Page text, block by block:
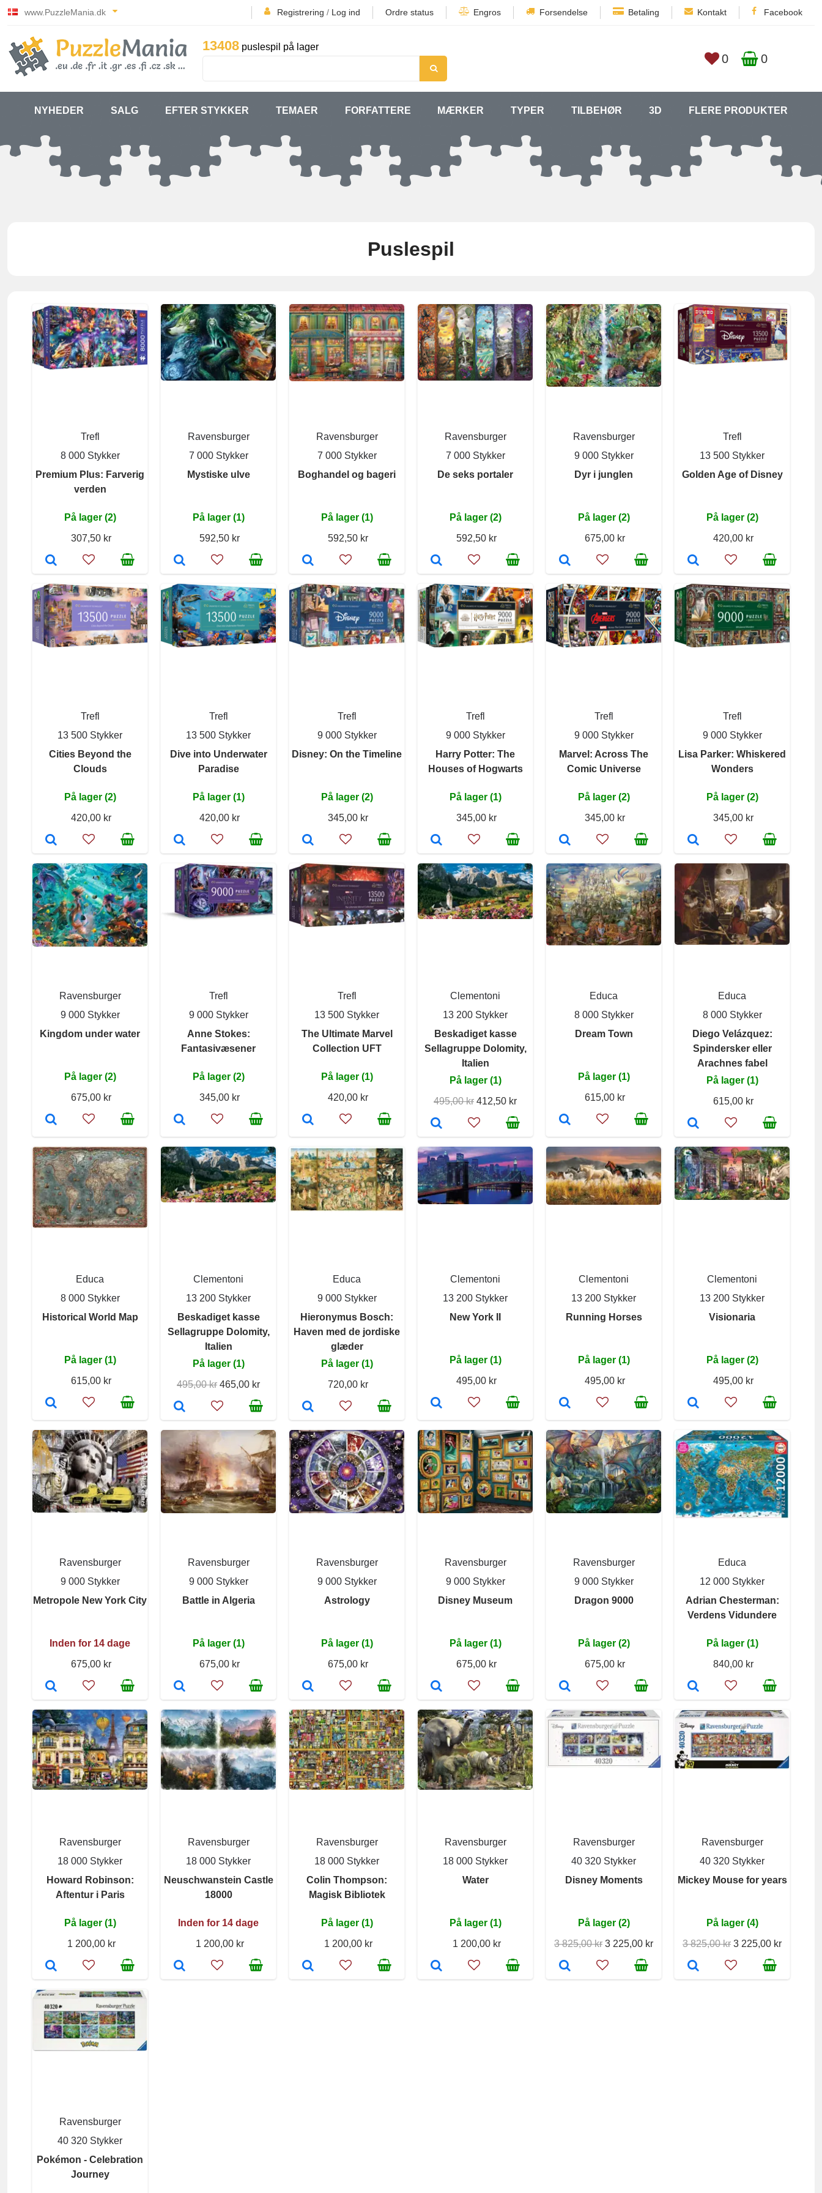
www.PuzzleMania.dk Registrering / Log ind Ordre status Engros Forsendelse Betaling Kontakt Facebook
13408 puslespil på lager
0 0
NYHEDER SALG EFTER STYKKER TEMAER FORFATTERE MÆRKER TYPER TILBEHØR 3D FLERE PRODUKTER
Puslespil
Trefl
8 000 Stykker
Premium Plus: Farverig
verden
På lager (2)
307,50 kr
Ravensburger
7 000 Stykker
Mystiske ulve
På lager (1)
592,50 kr
Ravensburger
7 000 Stykker
Boghandel og bageri
På lager (1)
592,50 kr
Ravensburger
7 000 Stykker
De seks portaler
På lager (2)
592,50 kr
Ravensburger
9 000 Stykker
Dyr i junglen
På lager (2)
675,00 kr
Trefl
13 500 Stykker
Golden Age of Disney
På lager (2)
420,00 kr
Trefl
13 500 Stykker
Cities Beyond the
Clouds
På lager (2)
420,00 kr
Trefl
13 500 Stykker
Dive into Underwater
Paradise
På lager (1)
420,00 kr
Trefl
9 000 Stykker
Disney: On the Timeline
På lager (2)
345,00 kr
Trefl
9 000 Stykker
Harry Potter: The
Houses of Hogwarts
På lager (1)
345,00 kr
Trefl
9 000 Stykker
Marvel: Across The
Comic Universe
På lager (2)
345,00 kr
Trefl
9 000 Stykker
Lisa Parker: Whiskered
Wonders
På lager (2)
345,00 kr
Ravensburger
9 000 Stykker
Kingdom under water
På lager (2)
675,00 kr
Trefl
9 000 Stykker
Anne Stokes:
Fantasivæsener
På lager (2)
345,00 kr
Trefl
13 500 Stykker
The Ultimate Marvel
Collection UFT
På lager (1)
420,00 kr
Clementoni
13 200 Stykker
Beskadiget kasse
Sellagruppe Dolomity,
Italien
På lager (1)
495,00 kr 412,50 kr
Educa
8 000 Stykker
Dream Town
På lager (1)
615,00 kr
Educa
8 000 Stykker
Diego Velázquez:
Spindersker eller
Arachnes fabel
På lager (1)
615,00 kr
Educa
8 000 Stykker
Historical World Map
På lager (1)
615,00 kr
Clementoni
13 200 Stykker
Beskadiget kasse
Sellagruppe Dolomity,
Italien
På lager (1)
495,00 kr 465,00 kr
Educa
9 000 Stykker
Hieronymus Bosch:
Haven med de jordiske
glæder
På lager (1)
720,00 kr
Clementoni
13 200 Stykker
New York II
På lager (1)
495,00 kr
Clementoni
13 200 Stykker
Running Horses
På lager (1)
495,00 kr
Clementoni
13 200 Stykker
Visionaria
På lager (2)
495,00 kr
Ravensburger
9 000 Stykker
Metropole New York City
Inden for 14 dage
675,00 kr
Ravensburger
9 000 Stykker
Battle in Algeria
På lager (1)
675,00 kr
Ravensburger
9 000 Stykker
Astrology
På lager (1)
675,00 kr
Ravensburger
9 000 Stykker
Disney Museum
På lager (1)
675,00 kr
Ravensburger
9 000 Stykker
Dragon 9000
På lager (2)
675,00 kr
Educa
12 000 Stykker
Adrian Chesterman:
Verdens Vidundere
På lager (1)
840,00 kr
Ravensburger
18 000 Stykker
Howard Robinson:
Aftentur i Paris
På lager (1)
1 200,00 kr
Ravensburger
18 000 Stykker
Neuschwanstein Castle
18000
Inden for 14 dage
1 200,00 kr
Ravensburger
18 000 Stykker
Colin Thompson:
Magisk Bibliotek
På lager (1)
1 200,00 kr
Ravensburger
18 000 Stykker
Water
På lager (1)
1 200,00 kr
Ravensburger
40 320 Stykker
Disney Moments
På lager (2)
3 825,00 kr 3 225,00 kr
Ravensburger
40 320 Stykker
Mickey Mouse for years
På lager (4)
3 825,00 kr 3 225,00 kr
Ravensburger
40 320 Stykker
Pokémon - Celebration
Journey